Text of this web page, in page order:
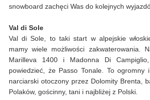
snowboard zachęci Was do kolejnych
Val di Sole
Val di Sole, to taki start w alpejskie
mamy wiele możliwości zakwaterowania.
Marilleva 1400 i Madonna Di
powiedzieć, że Passo Tonale. To ogromny
narciarski otoczony przez Dolomity Brenta,
Polaków, gościnny, tani i najbliżej z Polski.